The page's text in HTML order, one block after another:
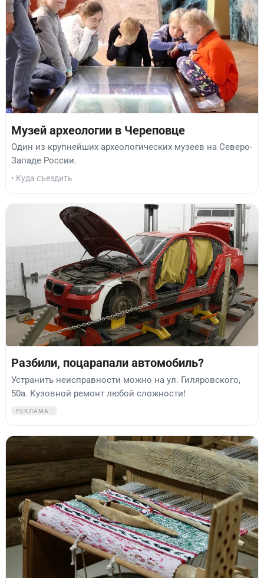
Музей археологии в Череповце
Один из крупнейших археологических музеев на Северо-
Западе России.
• Куда съездить
Разбили, поцарапали автомобиль?
Устранить неисправности можно на ул. Гиляровского,
50а. Кузовной ремонт любой сложности!
РЕКЛАМА